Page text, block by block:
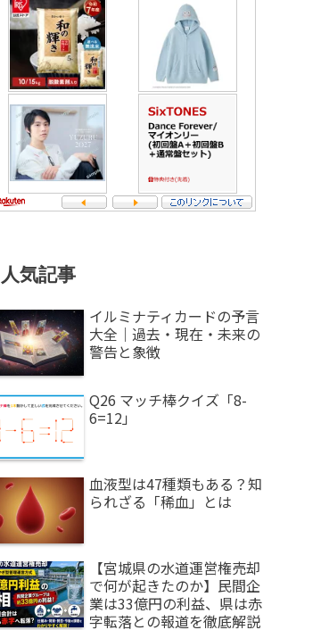
人気記事
イルミナティカードの予言
大全｜過去・現在・未来の
警告と象徴
Q26 マッチ棒クイズ「8-
6=12」
血液型は47種類もある？知
られざる「稀血」とは
【宮城県の水道運営権売却
で何が起きたのか】民間企
業は33億円の利益、県は赤
字転落との報道を徹底解説